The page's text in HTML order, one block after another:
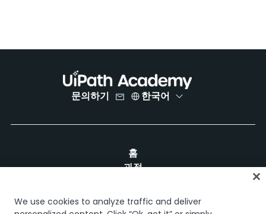
문의하기 한국어
홈
과정
경력 경로
인증
We use cookies to analyze traffic and deliver